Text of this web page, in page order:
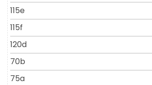
115e
115f
120d
70b
75a